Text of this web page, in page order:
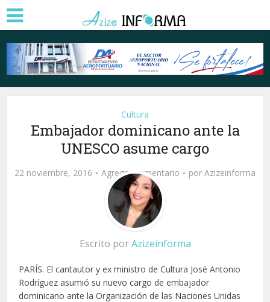
Cultura
Embajador dominicano ante la
UNESCO asume cargo
22 noviembre, 2016 Agregar comentario por Azizeinforma
Escrito porAzizeinforma
PARÍS. El cantautor y ex ministro de Cultura José Antonio
Rodríguez asumió su nuevo cargo de embajador
dominicano ante la Organización de las Naciones Unidas